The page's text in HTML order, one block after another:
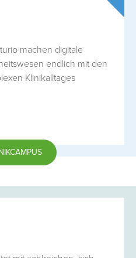
machen digitale
endlich mit den
Klinikalltages